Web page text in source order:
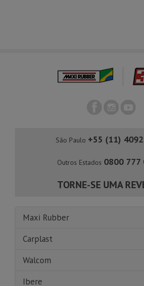
São Paulo +55 (11)
Outros Estados 0800 777
TORNE-SE UMA
Maxi Rubber
Carplast
Walcom
Ibere